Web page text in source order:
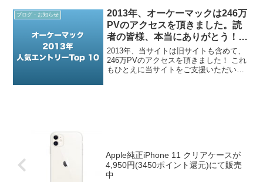
ブログ・お知らせ
2013年、オーケーマックは246万
PVのアクセスを頂きました。読
者の皆様、本当にありがとう！人
気記事トップ10です
2013年、当サイトは旧サイトも含めて、
246万PVのアクセスを頂きました！ これ
もひとえに当サイトをご支援いただいて
Apple純正iPhone 11 クリアケースが
4,950円(3450ポイント還元)にて販売
中